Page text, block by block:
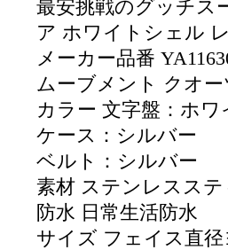
最安挑戦のグッチス
ア ホワイトシェル
メーカー品番
ムーブメント クオー
カラー 文字盤：ホ
ケース：シルバー
ベルト：シルバー
素材 ステンレスス
防水 日常生活防水
サイズ フェイス直